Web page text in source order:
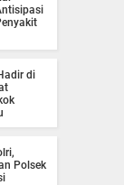
di
Polsek